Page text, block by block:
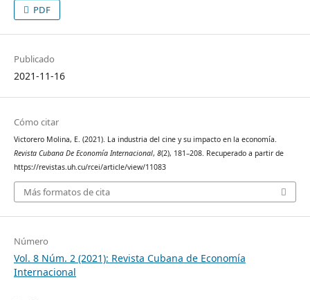
PDF
Publicado
2021-11-16
Cómo citar
Victorero Molina, E. (2021). La industria del cine y su impacto en la economía.
Revista Cubana De Economía Internacional, 8(2), 181–208. Recuperado a partir de
https://revistas.uh.cu/rcei/article/view/11083
Más formatos de cita
Número
Vol. 8 Núm. 2 (2021): Revista Cubana de Economía
Internacional